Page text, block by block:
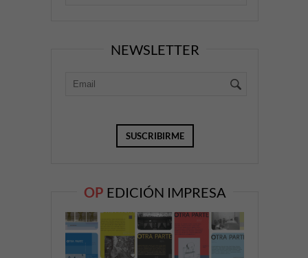
NEWSLETTER
OP EDICIÓN IMPRESA